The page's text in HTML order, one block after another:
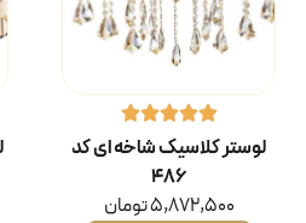
لوستر کلاسیک شاخه ای کد
۴۸۶
5,872,500تومان